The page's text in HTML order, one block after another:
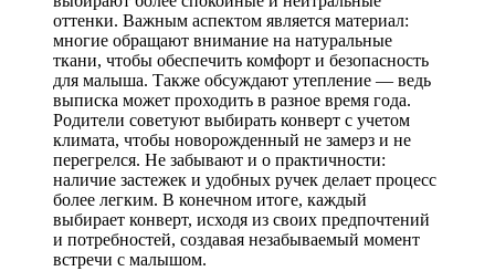
оттенки. Важным аспектом является материал:
многие обращают внимание на натуральные
ткани, чтобы обеспечить комфорт и безопасность
для малыша. Также обсуждают утепление — ведь
выписка может проходить в разное время года.
Родители советуют выбирать конверт с учетом
климата, чтобы новорожденный не замерз и не
перегрелся. Не забывают и о практичности:
наличие застежек и удобных ручек делает процесс
более легким. В конечном итоге, каждый
выбирает конверт, исходя из своих предпочтений
и потребностей, создавая незабываемый момент
встречи с малышом.